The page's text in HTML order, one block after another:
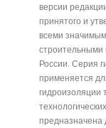
версии
принятого и
всеми
строительными
России. Серия
применяется
гидроизоляции
предназначена